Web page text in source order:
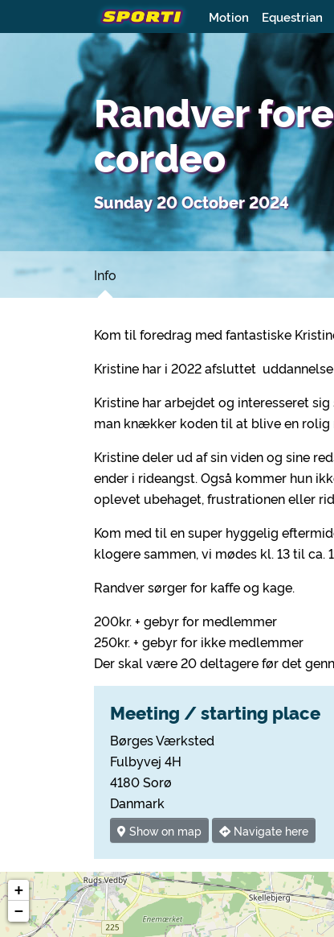
Motion Equestrian
Randver
cordeo
Sunday 20 October 2024
Info
Kom til foredrag med fantastiske
Kristine har i 2022 afsluttet
Kristine har arbejdet og interesseret
man knækker koden til at blive en rolig
Kristine deler ud af sin viden og sine
ender i rideangst. Også kommer hun
oplevet ubehaget, frustrationen eller
Kom med til en super hyggelig
klogere sammen, vi mødes kl. 13 til ca.
Randver sørger for kaffe og kage.
200kr. + gebyr for medlemmer
250kr. + gebyr for ikke medlemmer
Der skal være 20 deltagere før det
Meeting / starting place
Børges Værksted
Fulbyvej 4H
4180 Sorø
Danmark
Show on map Navigate here
+
−